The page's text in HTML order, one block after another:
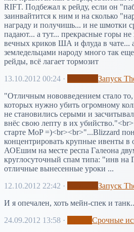
RIFT. Подбежал к рейду, если он
заинвайтится к ним и на сколько
награду и получишь... и не шмотки
падают... а тут... прекрасные горы не
вечных криков ША и флуда в чате...
земледельцами народу много так
рейды, всё лагает тормозит
13.10.2012 00:24 ·
Запуск
"Отличным нововведением стало
которых нужно убить огромному
не становились серыми и
внёс свою лепту в их
старте MoP =)<br><br>"...Blizzard
концентрировать крупные ивенты в
АОЕшим на месте респа Галеона
круглосуточный спам типа: "инв
отличные вынесенные уроки ...
12.10.2012 22:42 ·
Запуск
И я опечален, хоть мейн-спек и
24.09.2012 13:58 ·
Срочные